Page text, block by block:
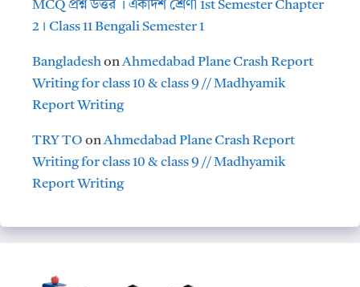
MCQ প্রশ্ন উত্তর । একাদশ শ্রেণী 1st Semester Chapter
2। Class 11 Bengali Semester 1
BangladeshonAhmedabad Plane Crash Report
Writing for class 10 & class 9 // Madhyamik
Report Writing
TRY TO onAhmedabad Plane Crash Report
Writing for class 10 & class 9 // Madhyamik
Report Writing